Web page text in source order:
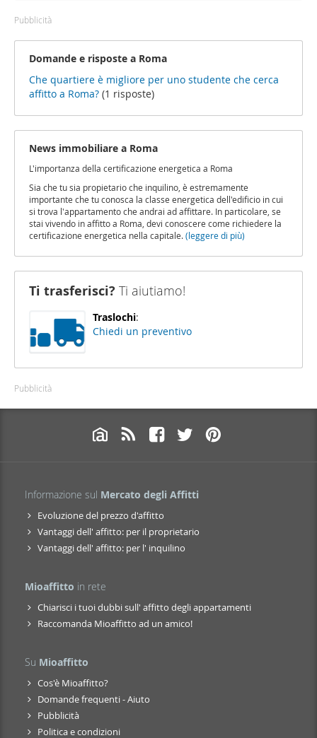
Pubblicità
Domande e risposte a Roma
Che quartiere è migliore per uno studente che cerca
affitto a Roma? (1 risposte)
News immobiliare a Roma
L'importanza della certificazione energetica a Roma
Sia che tu sia propietario che inquilino, è estremamente
importante che tu conosca la classe energetica dell'edificio in cui
si trova l'appartamento che andrai ad affittare. In particolare, se
stai vivendo in affitto a Roma, devi conoscere come richiedere la
certificazione energetica nella capitale.(leggere di più)
Ti trasferisci? Ti aiutiamo!
Traslochi:
Chiedi un preventivo
Pubblicità
Informazione sul Mercato degli Affitti
Evoluzione del prezzo d'affitto
Vantaggi dell' affitto: per il proprietario
Vantaggi dell' affitto: per l' inquilino
Mioaffitto in rete
Chiarisci i tuoi dubbi sull' affitto degli appartamenti
Raccomanda Mioaffitto ad un amico!
Su Mioaffitto
Cos'è Mioaffitto?
Domande frequenti - Aiuto
Pubblicità
Politica e condizioni